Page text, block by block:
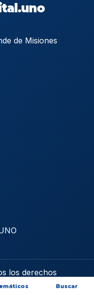
de Misiones
los derechos
Buscar